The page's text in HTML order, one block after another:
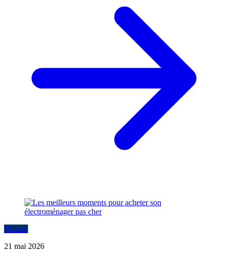
Maison
21 mai 2026